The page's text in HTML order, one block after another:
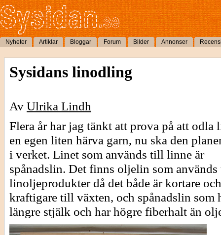
Nyheter Artiklar Bloggar Forum Bilder Annonser
Sysidans linodling
Av Ulrika Lindh
Flera år har jag tänkt att prova på att
en egen liten härva garn, nu ska den
i verket. Linet som används till linne är
spånadslin. Det finns oljelin som
linoljeprodukter då det både är kortare och
kraftigare till växten, och spånadslin som
längre stjälk och har högre fiberhalt än